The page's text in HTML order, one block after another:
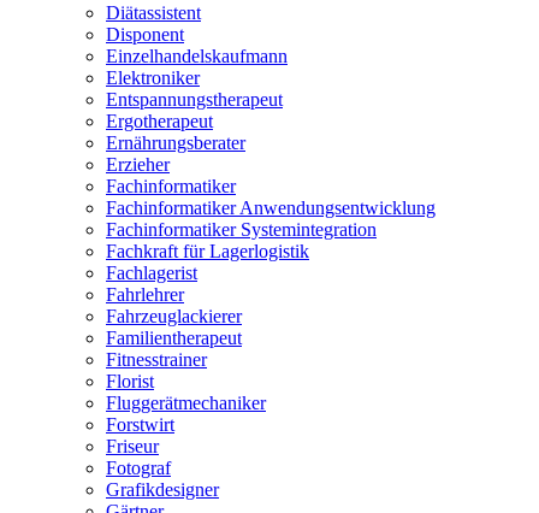
Diätassistent
Disponent
Einzelhandelskaufmann
Elektroniker
Entspannungstherapeut
Ergotherapeut
Ernährungsberater
Erzieher
Fachinformatiker
Fachinformatiker Anwendungsentwicklung
Fachinformatiker Systemintegration
Fachkraft für Lagerlogistik
Fachlagerist
Fahrlehrer
Fahrzeuglackierer
Familientherapeut
Fitnesstrainer
Florist
Fluggerätmechaniker
Forstwirt
Friseur
Fotograf
Grafikdesigner